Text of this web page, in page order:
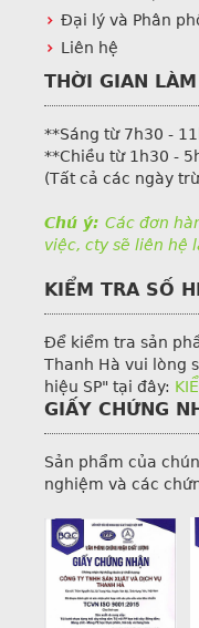
Đại lý và Phân
Liên hệ
THỜI GIAN
**Sáng từ 7h30 -
**Chiều từ 1h30 -
(Tất cả các ngày
Chú ý: Các đơn
việc, cty sẽ liên hệ
KIỂM TRA SỐ
Để kiểm tra sản
Thanh Hà vui lòng
hiệu SP" tại đây:
GIẤY CHỨNG
Sản phẩm của
nghiệm và các